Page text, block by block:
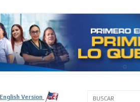
English Version
ADS-3A